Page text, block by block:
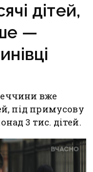
дітей,
—
вже
під примусову
3 тис. дітей.